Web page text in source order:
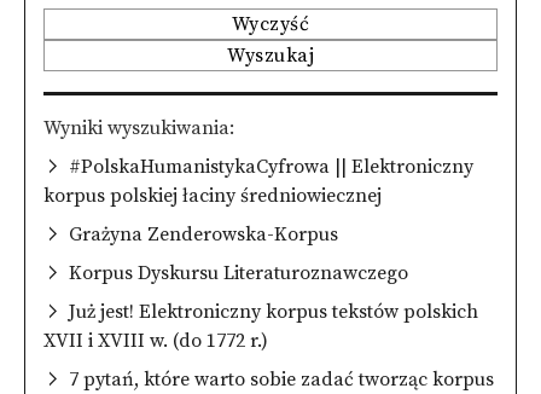
Wyczyść
Wyszukaj
Wyniki wyszukiwania
#PolskaHumanistykaCyfrowa || Elektroniczny
korpus polskiej łaciny średniowiecznej
Grażyna Zenderowska-Korpus
Korpus Dyskursu Literaturoznawczego
Już jest! Elektroniczny korpus tekstów polskich
XVII i XVIII w. (do 1772 r.)
7 pytań, które warto sobie zadać tworząc korpus